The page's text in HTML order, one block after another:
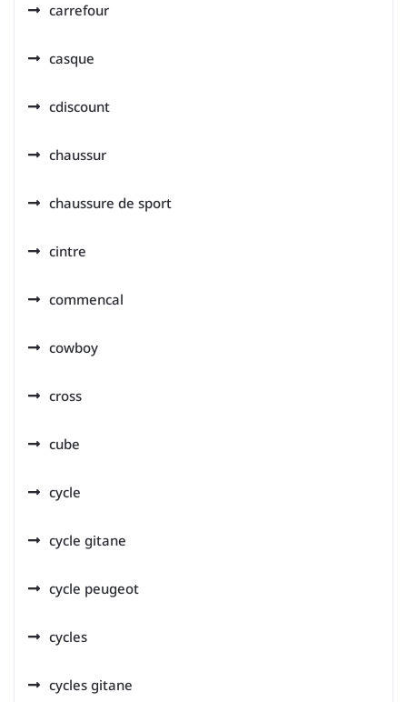
carrefour
casque
cdiscount
chaussur
chaussure de sport
cintre
commencal
cowboy
cross
cube
cycle
cycle gitane
cycle peugeot
cycles
cycles gitane